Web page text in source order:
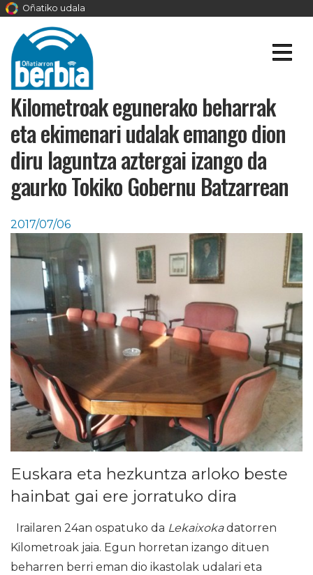
Oñatiko udala
Kilometroak egunerako beharrak
eta ekimenari udalak emango dion
diru laguntza aztergai izango da
gaurko Tokiko Gobernu Batzarrean
2017/07/06
Euskara eta hezkuntza arloko beste
hainbat gai ere jorratuko dira
Irailaren 24an ospatuko da Lekaixokadatorren
Kilometroak jaia. Egun horretan izango dituen
beharren berri eman dio ikastolak udalari eta